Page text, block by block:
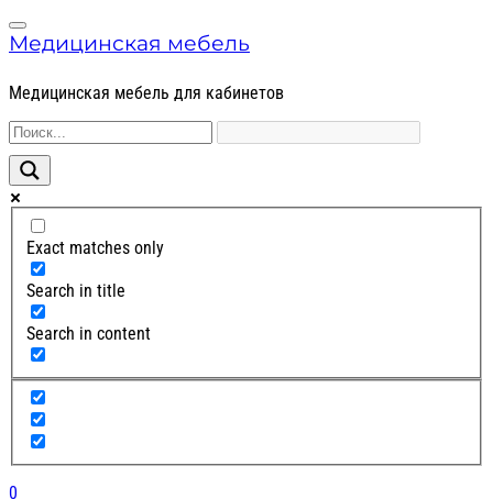
Skip
to
navigation
Skip
to
content
Menu
Медицинская мебель
Медицинская мебель для кабинетов
Exact matches only
Search in title
Search in content
0